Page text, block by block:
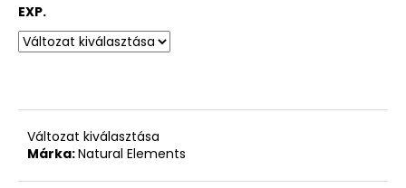
EXP.
Változat kiválasztása
Márka:Natural Elements